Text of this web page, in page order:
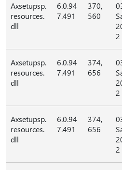
Axsetupsp.
resources.
dll
6.0.94
7.491
370,
560
2
Axsetupsp.
resources.
dll
6.0.94
7.491
374,
656
2
Axsetupsp.
resources.
dll
6.0.94
7.491
374,
656
2